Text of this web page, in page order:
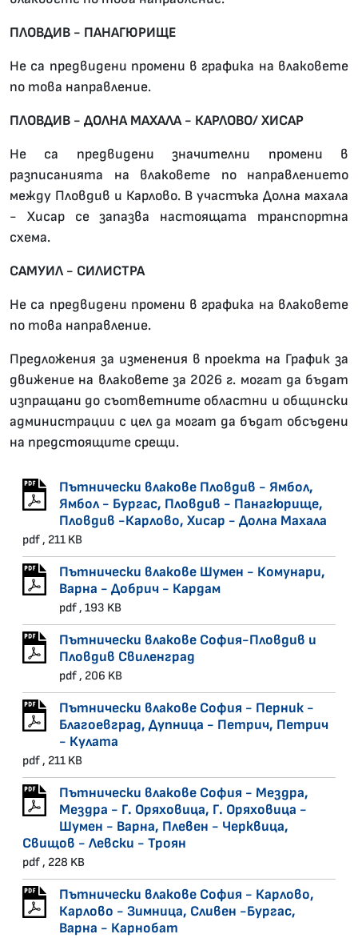
ПЛОВДИВ - ПАНАГЮРИЩЕ
Не са предвидени промени в графика на влаковете
по това направление.
ПЛОВДИВ - ДОЛНА МАХАЛА - КАРЛОВО/ ХИСАР
Не са предвидени значителни промени в
разписанията на влаковете по направлението
между Пловдив и Карлово. В участъка Долна махала
- Хисар се запазва настоящата транспортна
схема.
САМУИЛ - СИЛИСТРА
Не са предвидени промени в графика на влаковете
по това направление.
Предложения за изменения в проекта на График за
движение на влаковете за 2026 г. могат да бъдат
изпращани до съответните областни и общински
администрации с цел да могат да бъдат обсъдени
на предстоящите срещи.
Пътнически влакове Пловдив - Ямбол,
Ямбол - Бургас, Пловдив - Панагюрище,
Пловдив -Карлово, Хисар - Долна Махала
pdf , 211 KB
Пътнически влакове Шумен - Комунари,
Варна - Добрич - Кардам
pdf , 193 KB
Пътнически влакове София-Пловдив и
Пловдив Свиленград
pdf , 206 KB
Пътнически влакове София - Перник -
Благоевград, Дупница - Петрич, Петрич
- Кулата
pdf , 211 KB
Пътнически влакове София - Мездра,
Мездра - Г. Оряховица, Г. Оряховица -
Шумен - Варна, Плевен - Черквица,
Свищов - Левски - Троян
pdf , 228 KB
Пътнически влакове София - Карлово,
Карлово - Зимница, Сливен -Бургас,
Варна - Карнобат